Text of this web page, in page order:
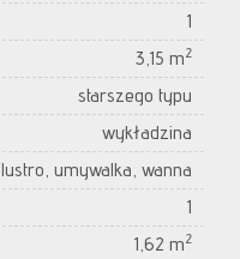
1
3,15 m2
starszego typu
wykładzina
lustro, umywalka, wanna
1
1,62 m2